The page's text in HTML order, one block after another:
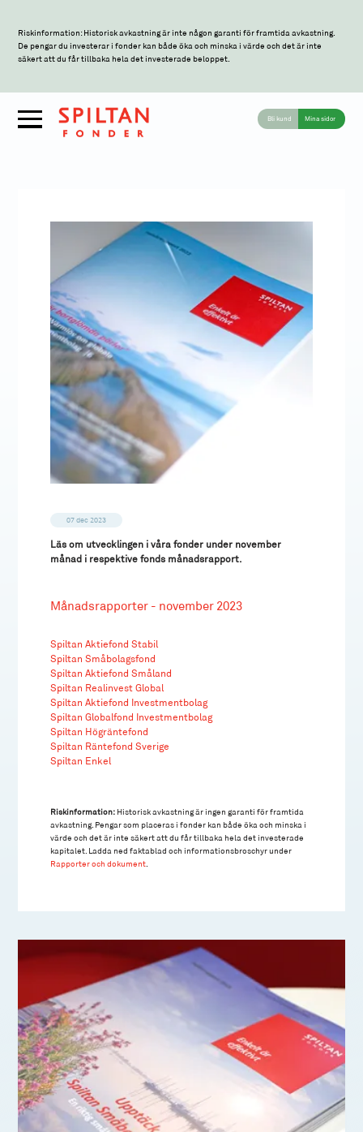
Riskinformation: Historisk avkastning är inte någon garanti för framtida avkastning.
De pengar du investerar i fonder kan både öka och minska i värde och det är inte
säkert att du får tillbaka hela det investerade beloppet.
Bli kund Mina sidor
07 dec 2023
Läs om utvecklingen i våra fonder under november
månad i respektive fonds månadsrapport.
Månadsrapporter - november 2023
Spiltan Aktiefond Stabil
Spiltan Småbolagsfond
Spiltan Aktiefond Småland
Spiltan Realinvest Global
Spiltan Aktiefond Investmentbolag
Spiltan Globalfond Investmentbolag
Spiltan Högräntefond
Spiltan Räntefond Sverige
Spiltan Enkel
Riskinformation: Historisk avkastning är ingen garanti för framtida
avkastning. Pengar som placeras i fonder kan både öka och minska i
värde och det är inte säkert att du får tillbaka hela det investerade
kapitalet. Ladda ned faktablad och informationsbroschyr under
Rapporter och dokument